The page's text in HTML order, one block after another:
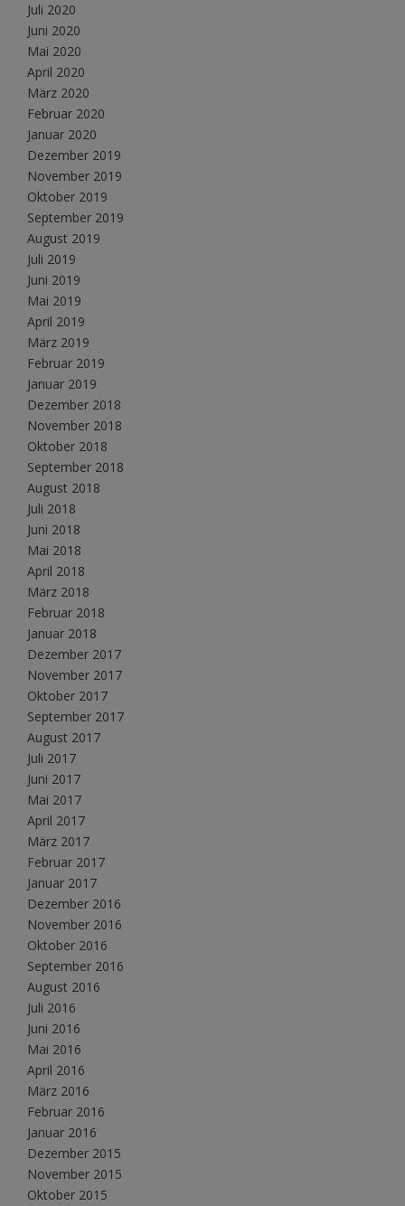
Juli 2020
Juni 2020
Mai 2020
April 2020
März 2020
Februar 2020
Januar 2020
Dezember 2019
November 2019
Oktober 2019
September 2019
August 2019
Juli 2019
Juni 2019
Mai 2019
April 2019
März 2019
Februar 2019
Januar 2019
Dezember 2018
November 2018
Oktober 2018
September 2018
August 2018
Juli 2018
Juni 2018
Mai 2018
April 2018
März 2018
Februar 2018
Januar 2018
Dezember 2017
November 2017
Oktober 2017
September 2017
August 2017
Juli 2017
Juni 2017
Mai 2017
April 2017
März 2017
Februar 2017
Januar 2017
Dezember 2016
November 2016
Oktober 2016
September 2016
August 2016
Juli 2016
Juni 2016
Mai 2016
April 2016
März 2016
Februar 2016
Januar 2016
Dezember 2015
November 2015
Oktober 2015